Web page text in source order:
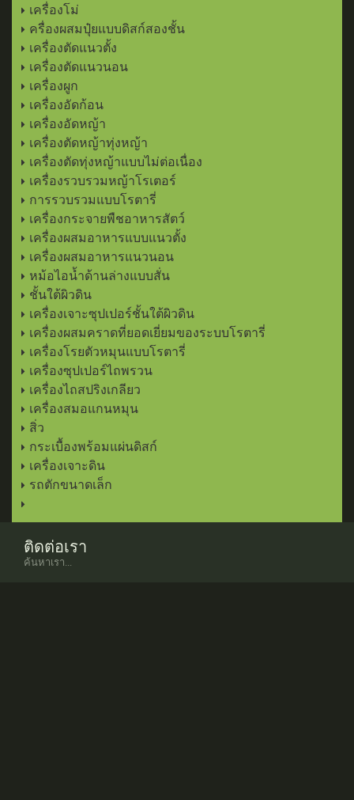
เครื่องโม่
ครื่องผสมปุ๋ยแบบดิสก์สองชั้น
เครื่องตัดแนวตั้ง
เครื่องตัดแนวนอน
เครื่องผูก
เครื่องอัดก้อน
เครื่องอัดหญ้า
เครื่องตัดหญ้าทุ่งหญ้า
เครื่องตัดทุ่งหญ้าแบบไม่ต่อเนื่อง
เครื่องรวบรวมหญ้าโรเตอร์
การรวบรวมแบบโรตารี่
เครื่องกระจายพืชอาหารสัตว์
เครื่องผสมอาหารแบบแนวตั้ง
เครื่องผสมอาหารแนวนอน
หม้อไอน้ำด้านล่างแบบสั่น
ชั้นใต้ผิวดิน
เครื่องเจาะซุปเปอร์ชั้นใต้ผิวดิน
เครื่องผสมคราดที่ยอดเยี่ยมของระบบโรตารี่
เครื่องโรยตัวหมุนแบบโรตารี่
เครื่องซุปเปอร์ไถพรวน
เครื่องไถสปริงเกลียว
เครื่องสมอแกนหมุน
สิ่ว
กระเบื้องพร้อมแผ่นดิสก์
เครื่องเจาะดิน
รถตักขนาดเล็ก
ติดต่อเรา
ค้นหาเรา...